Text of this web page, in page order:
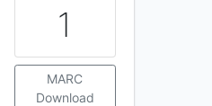
1
MARC
Download